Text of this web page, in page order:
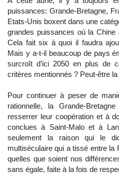
puissances: Grande-Bretagne,
Etats-Unis boxent dans une
grandes puissances où la
Cela fait six à quoi il faudra
Mais y a-t-il beaucoup de pays
surcroît d’ici 2050 en plus de
critères mentionnés ? Peut-être la
Pour continuer à peser de
rationnelle, la Grande-
resserrer leur coopération et à
conclues à Saint-Malo et à
seulement la raison qui le
multiséculaire qui a tissé entre la
quelles que soient nos
sans égale, faite à la fois de